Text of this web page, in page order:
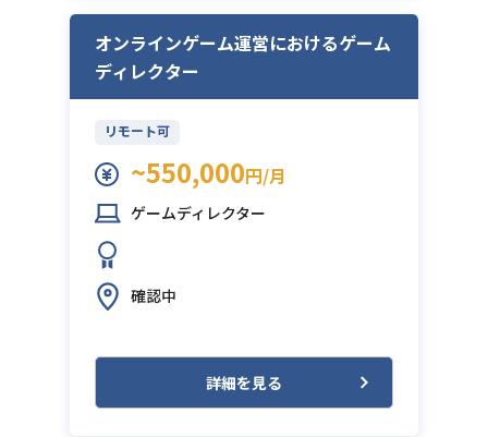
オンラインゲーム運営におけるゲーム
ディレクター
リモート可
~550,000円/月
ゲームディレクター
確認中
詳細を見る